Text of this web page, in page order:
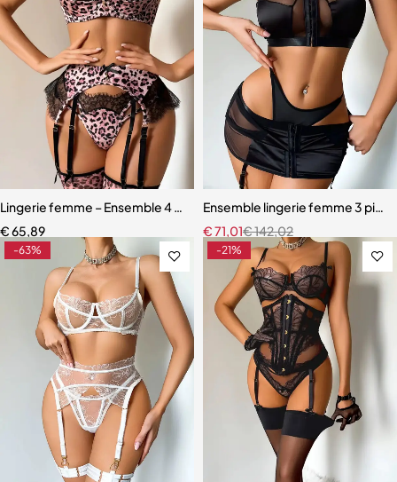
Lingerie femme – Ensemble 4 pièces avec bas assortis et dentelle
€65,89
Ensemble lingerie femme 3
€142,02
€71,01
-63% -21%